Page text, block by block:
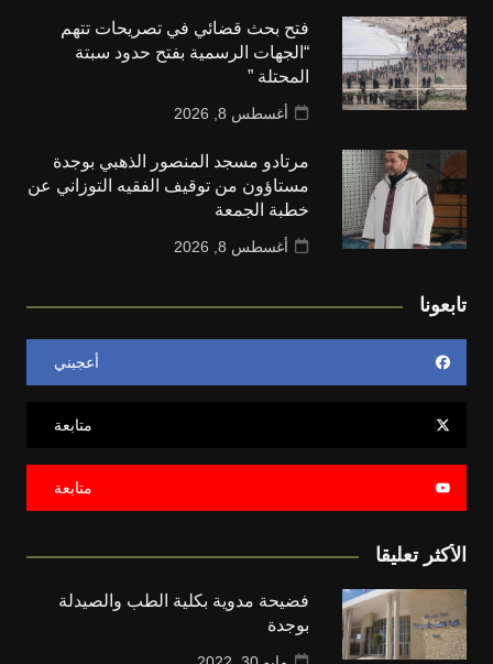
فتح بحث قضائي في تصريحات تتهم
“الجهات الرسمية بفتح حدود سبتة
المحتلة ”
أغسطس 8, 2026
مرتادو مسجد المنصور الذهبي بوجدة
مستاؤون من توقيف الفقيه التوزاني عن
خطبة الجمعة
أغسطس 8, 2026
تابعونا
أعجبني
متابعة
متابعة
الأكثر تعليقا
فضيحة مدوية بكلية الطب والصيدلة
بوجدة